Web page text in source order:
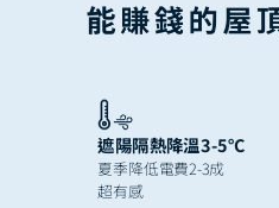
遮陽隔熱降溫3-5℃
夏季降低電費2-3成
超有感